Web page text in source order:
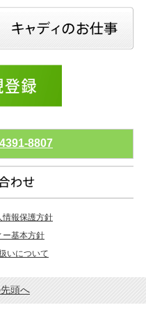
8807
情報保護方針
ー基本方針
いについて
頭へ